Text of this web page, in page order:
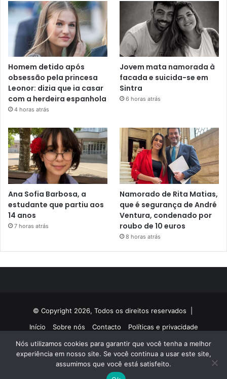
Homem detido após
obsessão pela princesa
Leonor: dizia que ia casar
com a herdeira espanhola
4 horas atrás
Jovem mata namorada à
facada e suicida-se em
Sintra
6 horas atrás
Ana Sofia Barbosa, a
estudante que partiu aos
14 anos
7 horas atrás
Namorado de Rita Matias,
que é segurança de André
Ventura, condenado por
roubo de 10 euros
8 horas atrás
© Copyright 2026, Todos os direitos reservados |
Início
Sobre nós Contacto Políticas e privacidade
Facebook
TwitterYouTubeInstagram
Nós utilizamos cookies para garantir que você tenha a melhor
experiência em nosso site. Se você continua a usar este site,
assumimos que você está satisfeito.